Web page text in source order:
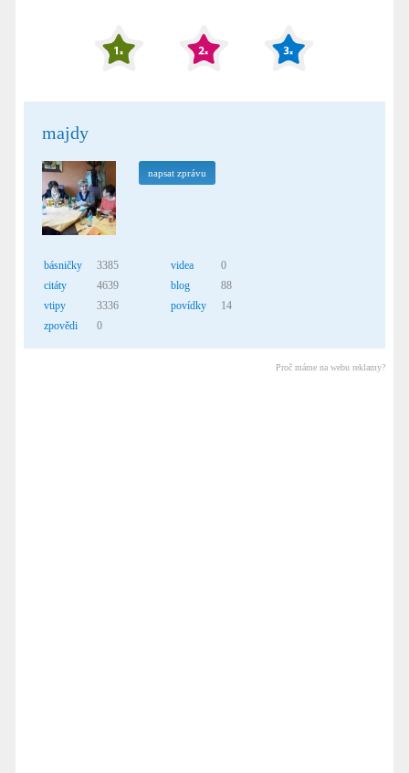
majdy
napsat zprávu
básničky
3385
citáty
4639
vtipy
3336
zpovědi
0
videa
0
blog
88
povídky
14
Proč máme na webu reklamy?